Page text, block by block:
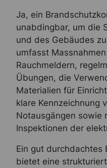
Ja, ein
unabdingbar, um die
und des Gebäudes
umfasst
Rauchmeldern,
Übungen, die
Materialien für
klare Kennzeichnung
Notausgängen sowie
Inspektionen der
Ein gut durchdachtes
bietet eine